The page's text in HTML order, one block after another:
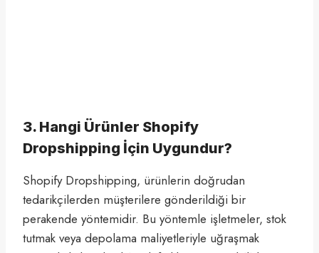
3. Hangi Ürünler Shopify
Dropshipping İçin Uygundur?
Shopify Dropshipping, ürünlerin doğrudan
tedarikçilerden müşterilere gönderildiği bir
perakende yöntemidir. Bu yöntemle işletmeler, stok
tutmak veya depolama maliyetleriyle uğraşmak